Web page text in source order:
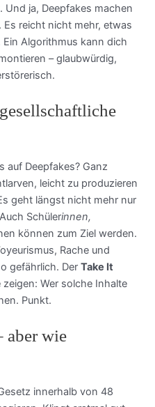
ja, Deepfakes machen
reicht nicht mehr, etwas
Algorithmus kann dich
– glaubwürdig,
auf Deepfakes? Ganz
leicht zu produzieren
geht längst nicht mehr nur
Schülerinnen,
können zum Ziel werden.
Rache und
gefährlich. DerTake It
Wer solche Inhalte
Punkt.
aber wie
innerhalb von 48